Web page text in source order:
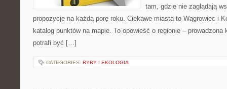
tam, gdzie nie zaglądają
propozycje na każdą porę roku. Ciekawe miasta to Wągrowiec i
katalog punktów na mapie. To opowieść o regionie –
potrafi być […]
CATEGORIES: RYBY I EKOLOGIA